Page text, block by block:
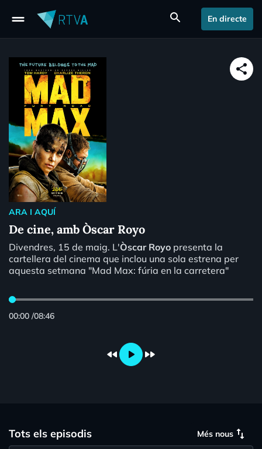
drag_handle search En directe
share
ARA I AQUÍ
De cine, amb Òscar Royo
Divendres, 15 de maig. L'Òscar Royo presenta la
cartellera del cinema que inclou una sola estrena per
aquesta setmana "Mad Max: fúria en la carretera"
00:00 /08:46
fast_rewind play_arrow fast_forward
Tots els episodis Més nous swap_vert